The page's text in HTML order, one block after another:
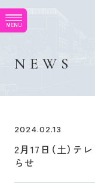
M EN U
N E W S
2024.02.13
2月17日（土）テ
らせ